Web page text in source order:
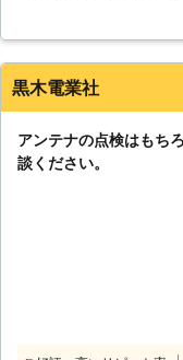
ど古いテレビではな
朽化していました。
らいました。有難うご
鹿児島県 霧島市 2016
黒木電業社
アンテナの点検はもち
談ください。